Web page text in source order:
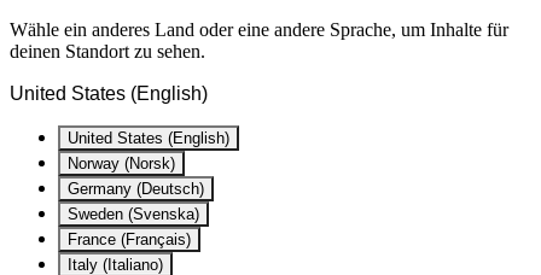
Wähle ein anderes Land oder eine andere Sprache, um Inhalte für
deinen Standort zu sehen.
United States (English)
United States (English)
Norway (Norsk)
Germany (Deutsch)
Sweden (Svenska)
France (Français)
Italy (Italiano)